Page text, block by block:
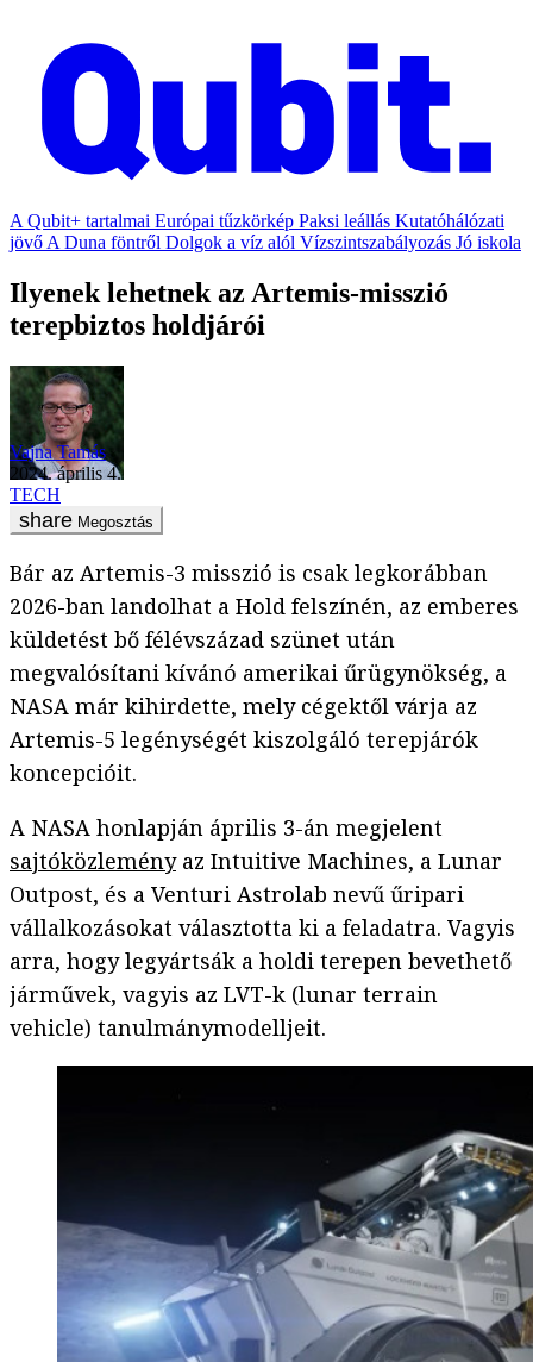
A Qubit+ tartalmai Európai tűzkörkép Paksi leállás Kutatóhálózati
jövő A Duna föntről Dolgok a víz alól Vízszintszabályozás Jó iskola
Ilyenek lehetnek az Artemis-misszió
terepbiztos holdjárói
Vajna Tamás
2024. április 4.
TECH
Megosztás
Bár az Artemis-3 misszió is csak legkorábban
2026-ban landolhat a Hold felszínén, az emberes
küldetést bő félévszázad szünet után
megvalósítani kívánó amerikai űrügynökség, a
NASA már kihirdette, mely cégektől várja az
Artemis-5 legénységét kiszolgáló terepjárók
koncepcióit.
A NASA honlapján április 3-án megjelent
sajtóközleményaz Intuitive Machines, a Lunar
Outpost, és a Venturi Astrolab nevű űripari
vállalkozásokat választotta ki a feladatra. Vagyis
arra, hogy legyártsák a holdi terepen bevethető
járművek, vagyis az LVT-k (lunar terrain
vehicle) tanulmánymodelljeit.